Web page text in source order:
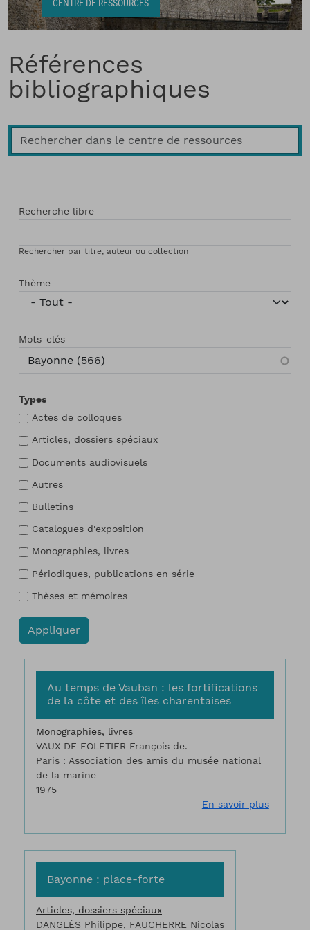
Fil d'Ariane
Références
bibliographiques
Recherche libre
Rechercher par titre, auteur ou collection
Thème
Mots-clés
Types
Actes de colloques
Articles, dossiers spéciaux
Documents audiovisuels
Autres
Bulletins
Catalogues d'exposition
Monographies, livres
Périodiques, publications en série
Thèses et mémoires
Au temps de Vauban : les fortifications
de la côte et des îles charentaises
Monographies, livres
VAUX DE FOLETIER François de.
Paris : Association des amis du musée national
de la marine
1975
En savoir plussur Au
Bayonne : place-forte
Articles, dossiers spéciaux
DANGLÈS Philippe, FAUCHERRE Nicolas